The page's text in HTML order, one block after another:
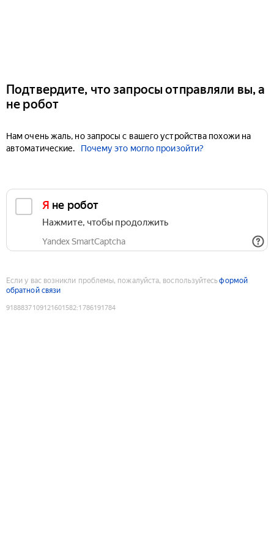
Подтвердите, что запросы отправляли вы, а
не робот
Нам очень жаль, но запросы с вашего устройства похожи на
автоматические.
Почему это могло произойти?
Я не робот
Нажмите, чтобы продолжить
Yandex SmartCaptcha
Если у вас возникли проблемы, пожалуйста, воспользуйтесьформой
обратной связи
9188837109121601582:1786191784